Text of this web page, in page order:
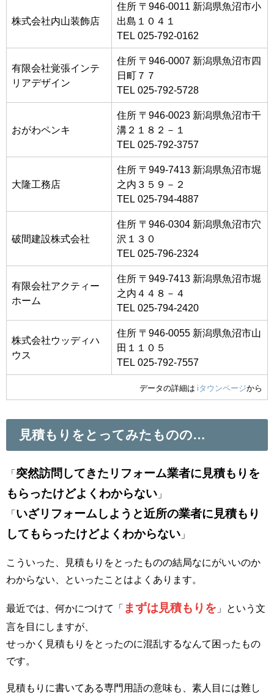
株式会社内山装飾店
住所 〒946-0011 新潟県魚沼市小
出島１０４１
TEL 025-792-0162
有限会社覚張インテ
リアデザイン
住所 〒946-0007 新潟県魚沼市四
日町７７
TEL 025-792-5728
おがわペンキ
住所 〒946-0023 新潟県魚沼市干
溝２１８２－１
TEL 025-792-3757
大隆工務店
住所 〒949-7413 新潟県魚沼市堀
之内３５９－２
TEL 025-794-4887
破間建設株式会社
住所 〒946-0304 新潟県魚沼市穴
沢１３０
TEL 025-796-2324
有限会社アクティー
ホーム
住所 〒949-7413 新潟県魚沼市堀
之内４４８－４
TEL 025-794-2420
株式会社ウッディハ
ウス
住所 〒946-0055 新潟県魚沼市山
田１１０５
TEL 025-792-7557
データの詳細は iタウンページから
見積もりをとってみたものの…
「 突然訪問してきたリフォーム業者に見積もりを
もらったけどよくわからない 」
「 いざリフォームしようと近所の業者に見積もり
してもらったけどよくわからない 」
こういった、見積もりをとったものの結局なにがいいのか
わからない、といったことはよくあります。
最近では、何かにつけて「 まずは見積もりを 」という文
言を目にしますが、
せっかく見積もりをとったのに混乱するなんて困ったもの
です。
見積もりに書いてある専門用語の意味も、素人目には難し